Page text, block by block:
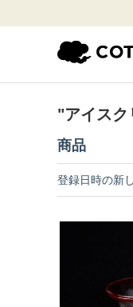
"アイスク
商品
登録日時の新